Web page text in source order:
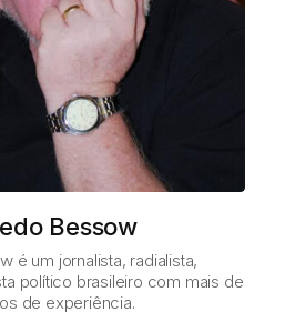
Bessow
é um jornalista, radialista,
político brasileiro com mais de
de experiência.